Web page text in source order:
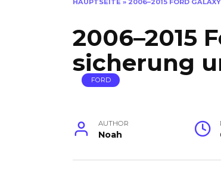
HAUPTSEITE » 2006–2015 FORD
2006–2015
sicherung
FORD
AUTHOR
Noah